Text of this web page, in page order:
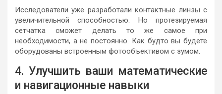
Исследователи уже разработали контактные линзы с
увеличительной способностью. Но протезируемая
сетчатка сможет делать то же самое при
необходимости, а не постоянно. Как будто вы будете
оборудованы встроенным фотообъективом с зумом.
4. Улучшить ваши математические
и навигационные навыки